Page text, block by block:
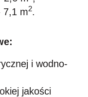
7,1 m2.
i wodno-
jakości